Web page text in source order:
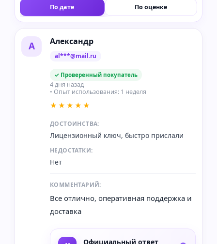
По дате По оценке
А Александр
al***@mail.ru
✓ Проверенный покупатель
4 дня назад
• Опыт использования: 1 неделя
★★★★★
ДОСТОИНСТВА:
Лицензионный ключ, быстро прислали
НЕДОСТАТКИ:
Нет
КОММЕНТАРИЙ:
Все отлично, оперативная поддержка и
доставка
Официальный ответ